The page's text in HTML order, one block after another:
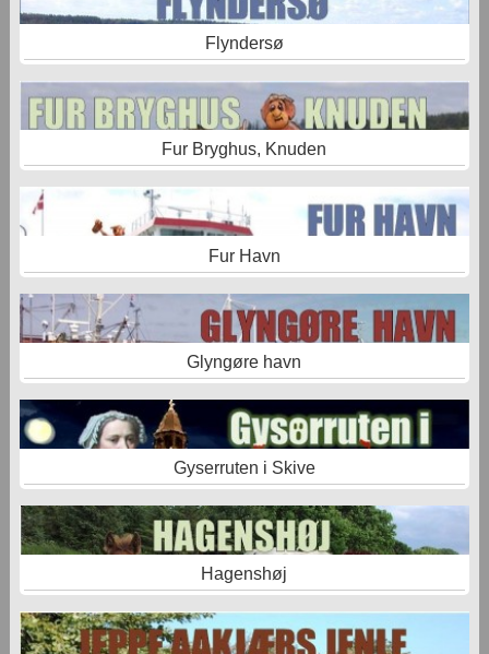
Flyndersø
Fur Bryghus, Knuden
Fur Havn
Glyngøre havn
Gyserruten i Skive
Hagenshøj